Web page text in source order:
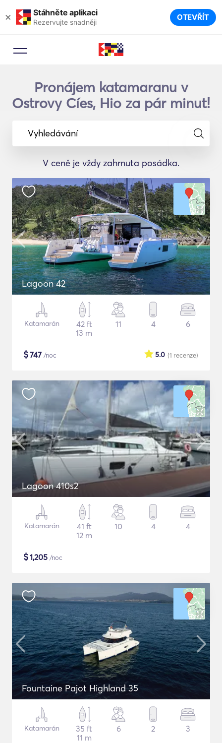
× Stáhněte aplikaci
Rezervujte snadněji OTEVŘÍT
Pronájem katamaranu v
Ostrovy Cíes, Hio za pár minut!
Vyhledávání
V ceně je vždy zahrnuta posádka.
Lagoon 42
Katamarán
42 ft
13 m
11 4 6
$747 /noc (1 recenze)
5.0
Lagoon 410s2
Katamarán
41 ft
12 m
10 4 4
$1,205 /noc
Fountaine Pajot Highland 35
Katamarán
35 ft
11 m
6 2 3